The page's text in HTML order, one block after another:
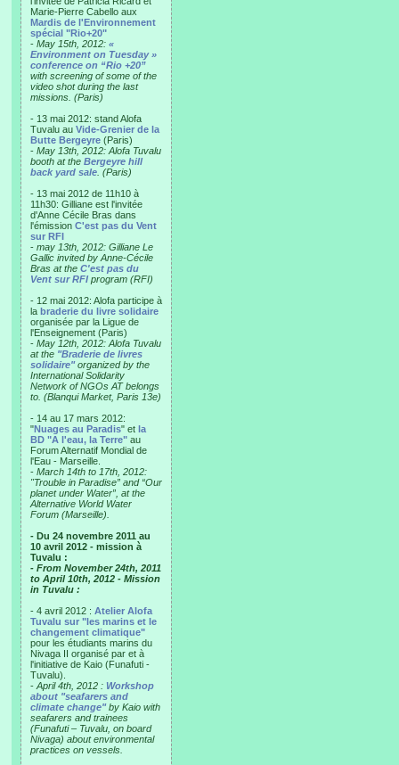
Marie-Pierre Cabello aux
Mardis de l'Environnement
spécial "Rio+20"
- May 15th, 2012: «
Environment on Tuesday »
conference on “Rio +20”
with screening of some of the
video shot during the last
missions. (Paris)
- 13 mai 2012: stand Alofa
Tuvalu au Vide-Grenier de la
Butte Bergeyre (Paris)
- May 13th, 2012: Alofa Tuvalu
booth at the Bergeyre hill
back yard sale . (Paris)
- 13 mai 2012 de 11h10 à
11h30: Gilliane est l'invitée
d'Anne Cécile Bras dans
l'émission C'est pas du Vent
sur RFI
- may 13th, 2012: Gilliane Le
Gallic invited by Anne-Cécile
Bras at the C'est pas du
Vent sur RFI program (RFI)
- 12 mai 2012: Alofa participe à
la braderie du livre solidaire
organisée par la Ligue de
l'Enseignement (Paris)
- May 12th, 2012: Alofa Tuvalu
at the "Braderie de livres
solidaire"organized by the
International Solidarity
Network of NGOs AT belongs
to. (Blanqui Market, Paris 13e)
- 14 au 17 mars 2012:
"Nuages au Paradis" et la
BD "A l'eau, la Terre" au
Forum Alternatif Mondial de
l'Eau - Marseille.
- March 14th to 17th, 2012:
"Trouble in Paradise” and “Our
planet under Water”, at the
Alternative World Water
Forum (Marseille).
- Du 24 novembre 2011 au
10 avril 2012 - mission à
Tuvalu :
- From November 24th, 2011
to April 10th, 2012 - Mission
in Tuvalu :
- 4 avril 2012 : Atelier Alofa
Tuvalu sur "les marins et le
changement climatique"
pour les étudiants marins du
Nivaga II organisé par et à
l'initiative de Kaio (Funafuti -
Tuvalu).
- April 4th, 2012 : Workshop
about "seafarers and
climate change"by Kaio with
seafarers and trainees
(Funafuti – Tuvalu, on board
Nivaga) about environmental
practices on vessels.